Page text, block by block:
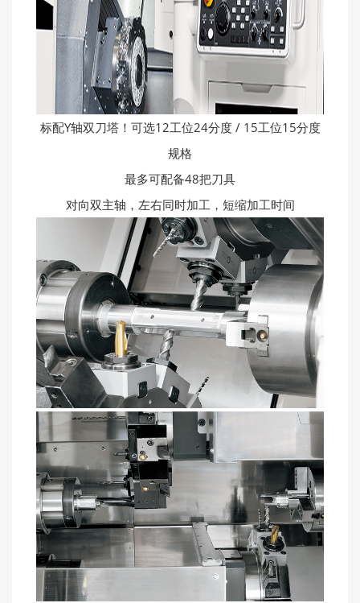
标配Y轴双刀塔！可选12工位24分度 / 15工位15分度
规格
最多可配备48把刀具
对向双主轴，左右同时加工，短缩加工时间